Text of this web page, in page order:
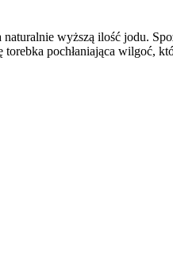
wyższą ilość jodu.
pochłaniająca wilgoć,